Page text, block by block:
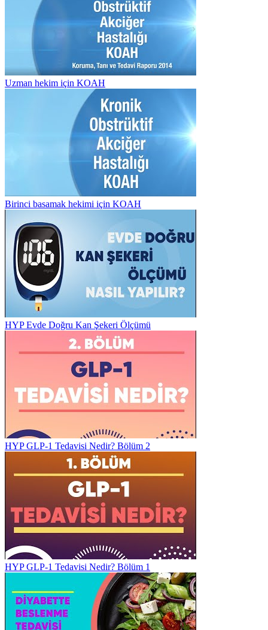
Uzman hekim için KOAH
Birinci basamak hekimi için KOAH
HYP Evde Doğru Kan Şekeri Ölçümü
HYP GLP-1 Tedavisi Nedir? Bölüm 2
HYP GLP-1 Tedavisi Nedir? Bölüm 1